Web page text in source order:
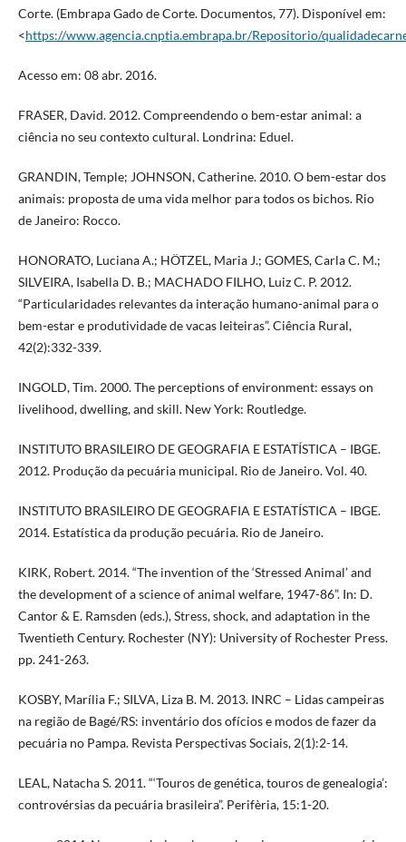
Corte. (Embrapa Gado de Corte. Documentos, 77). Disponível em:
<https://www.agencia.cnptia.embrapa.br/Repositorio/
Acesso em: 08 abr. 2016.
FRASER, David. 2012. Compreendendo o bem-estar animal: a
ciência no seu contexto cultural. Londrina: Eduel.
GRANDIN, Temple; JOHNSON, Catherine. 2010. O bem-estar dos
animais: proposta de uma vida melhor para todos os bichos. Rio
de Janeiro: Rocco.
HONORATO, Luciana A.; HÖTZEL, Maria J.; GOMES, Carla C. M.;
SILVEIRA, Isabella D. B.; MACHADO FILHO, Luiz C. P. 2012.
“Particularidades relevantes da interação humano-animal para o
bem-estar e produtividade de vacas leiteiras”. Ciência Rural,
42(2):332-339.
INGOLD, Tim. 2000. The perceptions of environment: essays on
livelihood, dwelling, and skill. New York: Routledge.
INSTITUTO BRASILEIRO DE GEOGRAFIA E ESTATÍSTICA – IBGE.
2012. Produção da pecuária municipal. Rio de Janeiro. Vol. 40.
INSTITUTO BRASILEIRO DE GEOGRAFIA E ESTATÍSTICA – IBGE.
2014. Estatística da produção pecuária. Rio de Janeiro.
KIRK, Robert. 2014. “The invention of the ‘Stressed Animal’ and
the development of a science of animal welfare, 1947-86”. In: D.
Cantor & E. Ramsden (eds.), Stress, shock, and adaptation in the
Twentieth Century. Rochester (NY): University of Rochester Press.
pp. 241-263.
KOSBY, Marília F.; SILVA, Liza B. M. 2013. INRC – Lidas campeiras
na região de Bagé/RS: inventário dos ofícios e modos de fazer da
pecuária no Pampa. Revista Perspectivas Sociais, 2(1):2-14.
LEAL, Natacha S. 2011. “‘Touros de genética, touros de genealogia’:
controvérsias da pecuária brasileira”. Perifèria, 15:1-20.